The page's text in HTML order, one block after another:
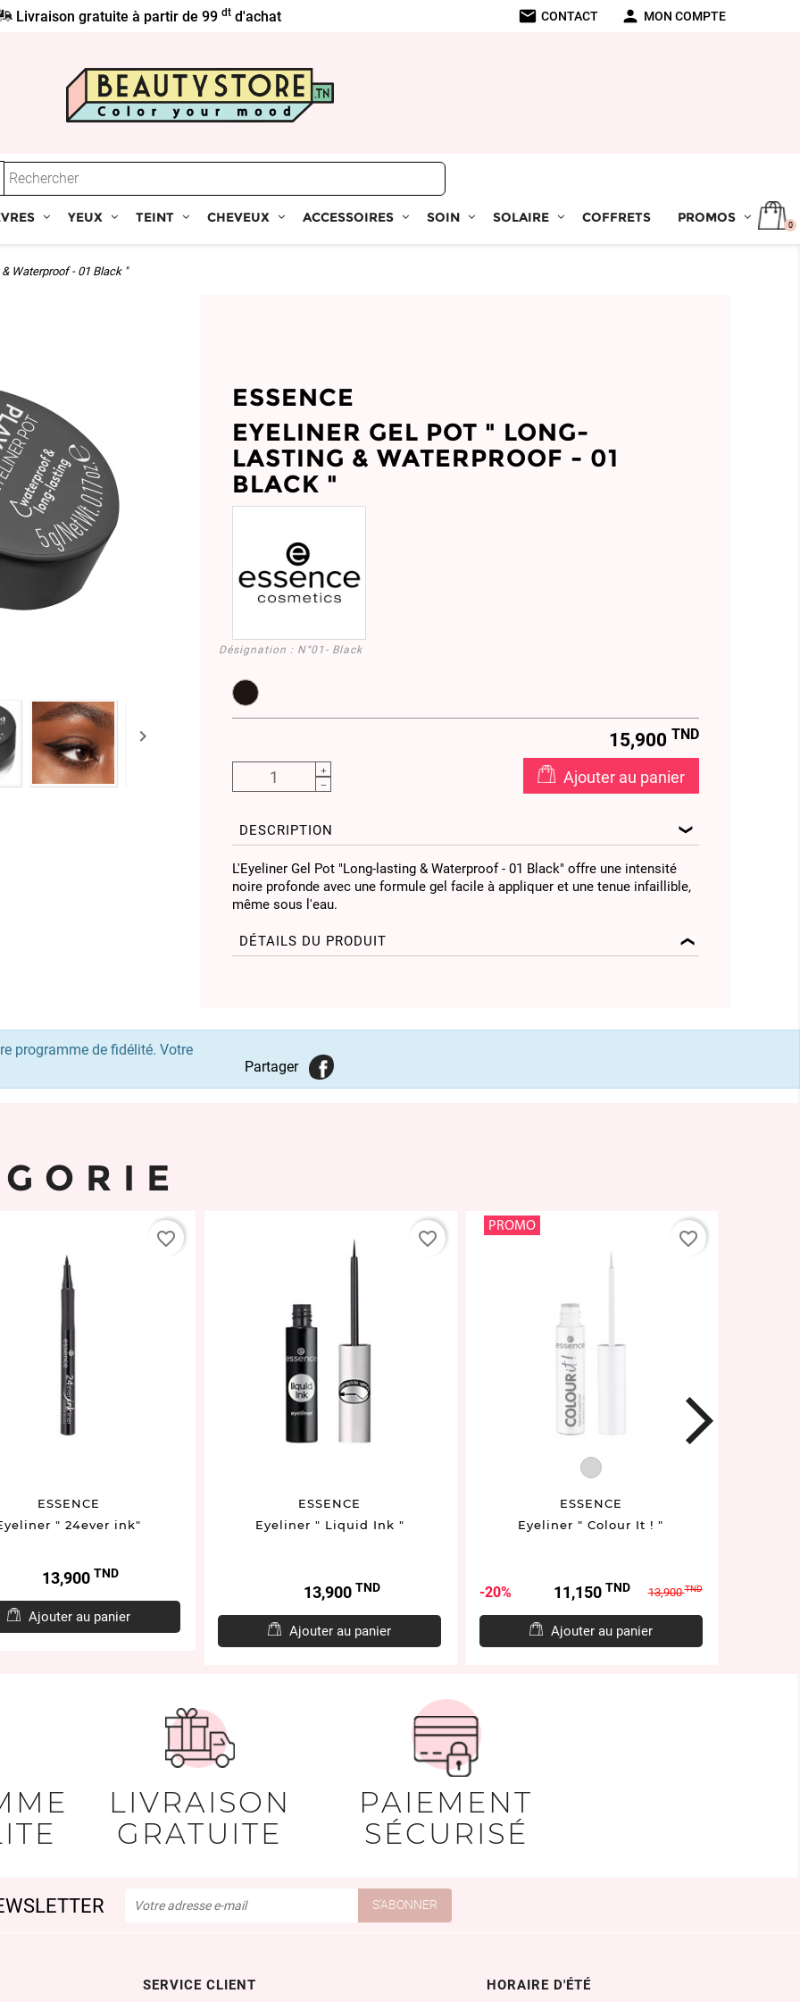
Livraison gratuite à partir de 99dt d'achat mail CONTACT person MON COMPTE
YEUX TEINT CHEVEUX ACCESSOIRES SOIN SOLAIRE COFFRETS PROMOS 0
Waterproof - 01 Black "

ESSENCE
EYELINER GEL POT " LONG-
LASTING & WATERPROOF - 01
BLACK "
Désignation : N°01- Black
EY944664.01
15,900 TND
Ajouter au panier
DESCRIPTION
L'Eyeliner Gel Pot "Long-lasting & Waterproof - 01 Black" offre une intensité
noire profonde avec une formule gel facile à appliquer et une tenue infaillible,
même sous l'eau.
DÉTAILS DU PRODUIT
Partager
programme de fidélité. Votre
ESSENCE
" 24ever ink"
Prix13,900 TND
Ajouter au panier
favorite_border
ESSENCE
Eyeliner " Liquid Ink "
Prix13,900 TND
Ajouter au panier
favorite_border
PROMO
EY949037.02
ESSENCE
Eyeliner " Colour It ! "
20% Prix11,150 TNDPrix
base
13,900TND
Ajouter au panier
favorite_border
next
LIVRAISON
GRATUITE
PAIEMENT
SÉCURISÉ
SERVICE CLIENT HORAIRE D'ÉTÉ